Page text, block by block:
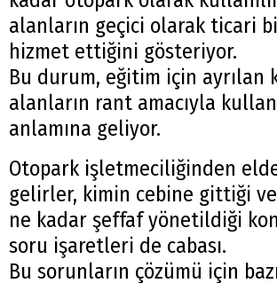
alanların geçici olarak ticari
hizmet ettiğini gösteriyor.
Bu durum, eğitim için ayrılan
alanların rant amacıyla
anlamına geliyor.
Otopark işletmeciliğinden
gelirler, kimin cebine gittiği
ne kadar şeffaf yönetildiği
soru işaretleri de cabası.
Bu sorunların çözümü için